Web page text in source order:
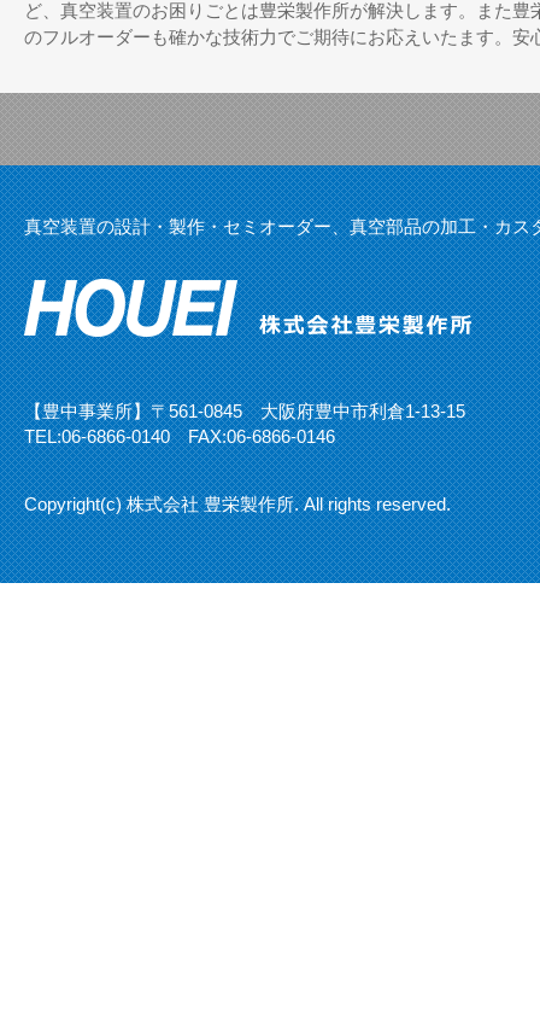
ど、真空装置のお困りごとは豊栄製作所が解決します。また
のフルオーダーも確かな技術力でご期待にお応えいたます。
真空装置の設計・製作・セミオーダー、真空部品の加工・カ
【豊中事業所】〒561-0845 大阪府豊中市利倉1-13-15
TEL:06-6866-0140FAX:06-6866-0146
Copyright(c) 株式会社 豊栄製作所. All rights reserved.